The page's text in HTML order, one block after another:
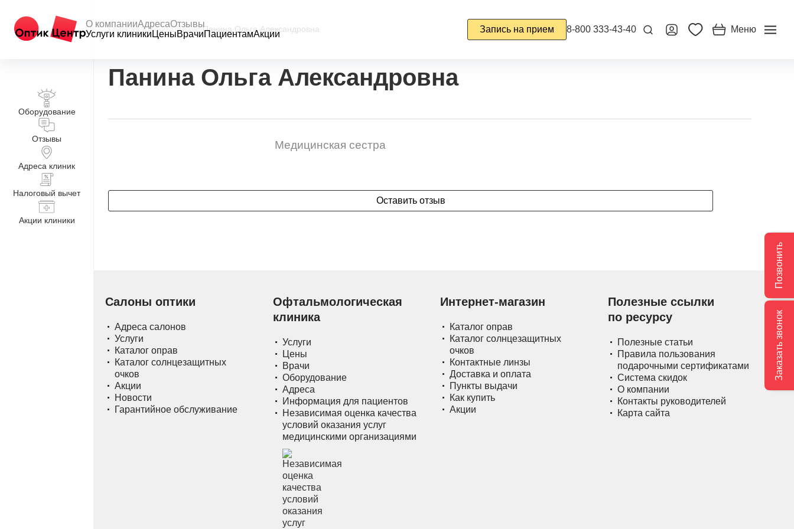
О компанииАдресаОтзывы
Услуги клиники ЦеныВрачиПациентамАкции Запись на прием 8-800 333-43-40 Меню
Оборудование
Отзывы
Адреса клиник
Налоговый вычет
Акции клиники
Главная Клиника/Врачи/Панина Ольга Александровна
Панина Ольга Александровна
Медицинская сестра
Оставить отзыв
Салоны оптики
Адреса салонов
Услуги
Каталог оправ
Каталог солнцезащитных
очков
Акции
Новости
Гарантийное обслуживание
Офтальмологическая
клиника
Услуги
Цены
Врачи
Оборудование
Адреса
Информация для пациентов
Независимая оценка качества
условий оказания услуг
медицинскими организациями
Интернет-магазин
Каталог оправ
Каталог солнцезащитных
очков
Контактные линзы
Доставка и оплата
Пункты выдачи
Как купить
Акции
Полезные ссылки
по ресурсу
Полезные статьи
Правила пользования
подарочными сертификатами
Система скидок
О компании
Контакты руководителей
Карта сайта
Заказать звонок
Позвонить